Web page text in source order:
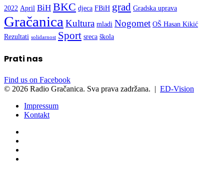
2022 April BiH BKC djeca FBiH grad Gradska uprava
GračanicaKultura mladi Nogomet OŠ Hasan Kikić
Rezultati solidarnost Sport sreca škola
Prati nas
Find us on Facebook
© 2026 Radio Gračanica. Sva prava zadržana. | ED-Vision
Impressum
Kontakt